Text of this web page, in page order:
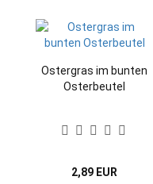
Ostergras im bunten
Osterbeutel
2,89 EUR